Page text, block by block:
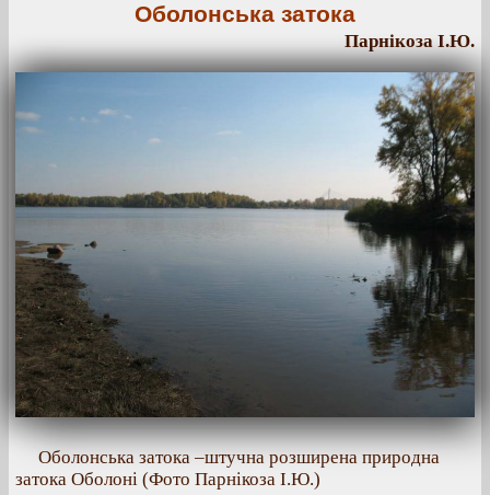
Оболонська затока
Парнікоза І.Ю.
Оболонська затока –штучна розширена природна
затока Оболоні (Фото Парнікоза І.Ю.)